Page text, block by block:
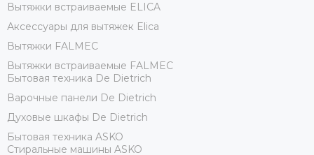
Вытяжки встраиваемые ELICA
Аксессуары для вытяжек Elica
Вытяжки FALMEC
Вытяжки встраиваемые FALMEC
Бытовая техника De Dietrich
Варочные панели De Dietrich
Духовые шкафы De Dietrich
Бытовая техника ASKO
Стиральные машины ASKO